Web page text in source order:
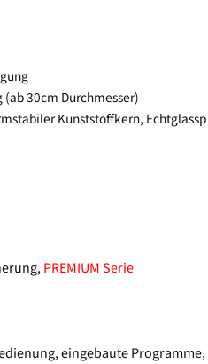
30cm Durchmesser)
Kunststoffkern,
PREMIUM Serie
eingebaute